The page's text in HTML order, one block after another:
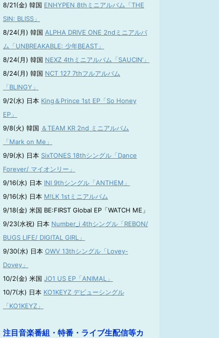
8/21(金) 韓国 ENHYPEN 8thミニアルバム「THE
SIN: BLISS」
8/24(月) 韓国 ALPHA DRIVE ONE 2ndミニアルバ
ム「UNBREAKABLE: 少年BEAST」
8/24(月) 韓国 NEXZ 4thミニアルバム「SAUCIN’」
8/24(月) 韓国 NCT 127 7thフルアルバム
「BLINGY」
9/2(水) 日本 King＆Prince 1st EP「So Honey
EP」
9/8(火) 韓国 ＆TEAM KR 2nd ミニアルバム
「Mark on Me」
9/9(水) 日本 SixTONES 18thシングル「Dance
Forever/ マイオンリー」
9/16(水) 日本 INI 9thシングル「ANTHEM」
9/16(水) 日本 M!LK 1stミニアルバム
9/18(金) 米国 BE:FIRST Global EP「WATCH ME」
9/23(水祝) 日本 Number_i 4thシングル「REBON/
BUGS LIFE/ DIGITAL GIRL」
9/30(水) 日本 OWV 13thシングル「Lovey-
Dovey」
10/2(金) 米国 JO1 US EP「ANIMAL」
10/7(水) 日本 KO1KEYZ デビューシングル
「KO1KEYZ」
注目音楽番組・特番・ライブ生配信等カ